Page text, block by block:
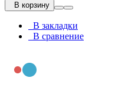
В корзину
В закладки
В сравнение